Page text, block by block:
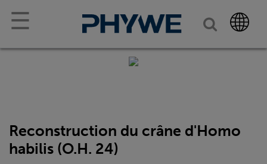
☰
Reconstruction du crâne d'Homo
habilis (O.H. 24)